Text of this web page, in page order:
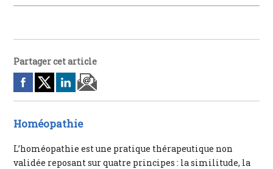
Partager cet article
Homéopathie
L’homéopathie est une pratique thérapeutique non
validée reposant sur quatre principes : la similitude, la